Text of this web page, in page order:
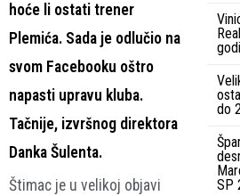
hoće li ostati trener
Plemića. Sada je odlučio na
svom Facebooku oštro
napasti upravu kluba.
Tačnije, izvršnog direktora
Danka Šulenta.
Štimac je u velikoj objavi
do
SP